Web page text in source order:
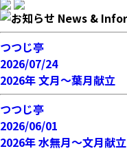
つつじ亭
2026/07/24
2026年 文月～葉月献立
つつじ亭
2026/06/01
2026年 水無月～文月献立